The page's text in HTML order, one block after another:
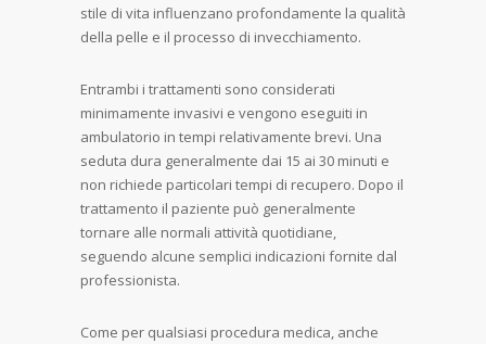
stile di vita influenzano profondamente la qualità
della pelle e il processo di invecchiamento.
Entrambi i trattamenti sono considerati
minimamente invasivi e vengono eseguiti in
ambulatorio in tempi relativamente brevi. Una
seduta dura generalmente dai 15 ai 30 minuti e
non richiede particolari tempi di recupero. Dopo il
trattamento il paziente può generalmente
tornare alle normali attività quotidiane,
seguendo alcune semplici indicazioni fornite dal
professionista.
Come per qualsiasi procedura medica, anche